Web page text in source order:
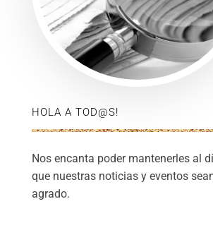
HOLA A TOD@S!
Nos encanta poder mantenerles al
que nuestras noticias y eventos
agrado.